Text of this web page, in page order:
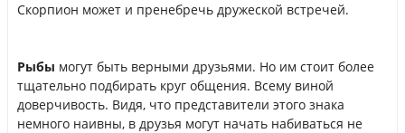
Скорпион может и пренебречь дружеской встречей.
Рыбы могут быть верными друзьями. Но им стоит более
тщательно подбирать круг общения. Всему виной
доверчивость. Видя, что представители этого знака
немного наивны, в друзья могут начать набиваться не